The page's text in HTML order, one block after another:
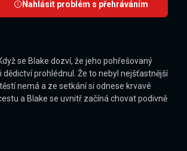
Nahlásit problém s přehráváním
se Blake dozví, že jeho pohřešovaný
prohlédnul. Že to nebyl nejšťastnější
nemá a ze setkání si odnese krvavé
a Blake se uvnitř začíná chovat podivně